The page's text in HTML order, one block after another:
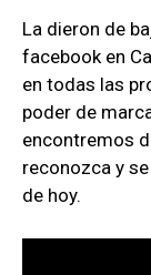
La dieron de
facebook en
en todas las
poder de
encontremos
reconozca y
de hoy.